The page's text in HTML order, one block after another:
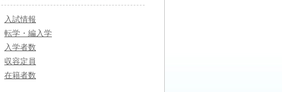
入試情報
転学・編入学
入学者数
収容定員
在籍者数